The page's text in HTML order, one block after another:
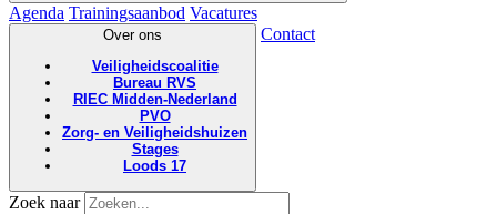
Agenda Trainingsaanbod Vacatures
Over ons
Veiligheidscoalitie
Bureau RVS
RIEC Midden-Nederland
PVO
Zorg- en Veiligheidshuizen
Stages
Loods 17
Contact
Zoek naar